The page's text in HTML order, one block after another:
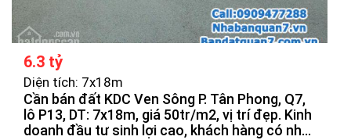
6.3 tỷ
Diện tích: 7x18m
Cần bán đất KDC Ven Sông P. Tân Phong, Q7,
lô P13, DT: 7x18m, giá 50tr/m2, vị trí đẹp. Kinh
doanh đầu tư sinh lợi cao, khách hàng có nhu